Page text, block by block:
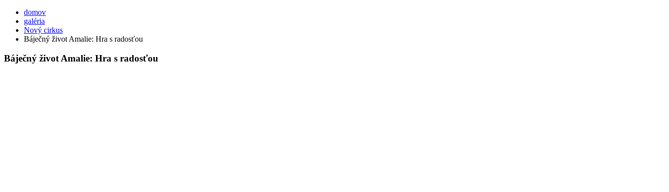
domov
galéria
Nový cirkus
Báječný život Amalie: Hra s radosťou
Báječný život Amalie: Hra s radosťou